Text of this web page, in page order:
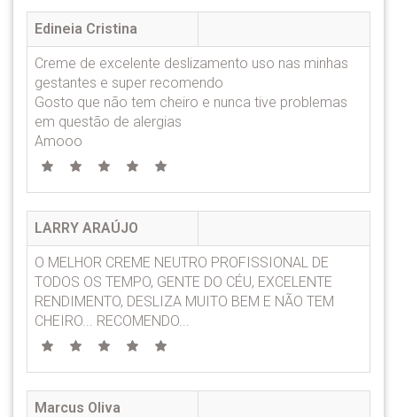
Edineia Cristina
Creme de excelente deslizamento uso nas minhas
gestantes e super recomendo
Gosto que não tem cheiro e nunca tive problemas
em questão de alergias
Amooo
LARRY ARAÚJO
O MELHOR CREME NEUTRO PROFISSIONAL DE
TODOS OS TEMPO, GENTE DO CÉU, EXCELENTE
RENDIMENTO, DESLIZA MUITO BEM E NÃO TEM
CHEIRO... RECOMENDO...
Marcus Oliva